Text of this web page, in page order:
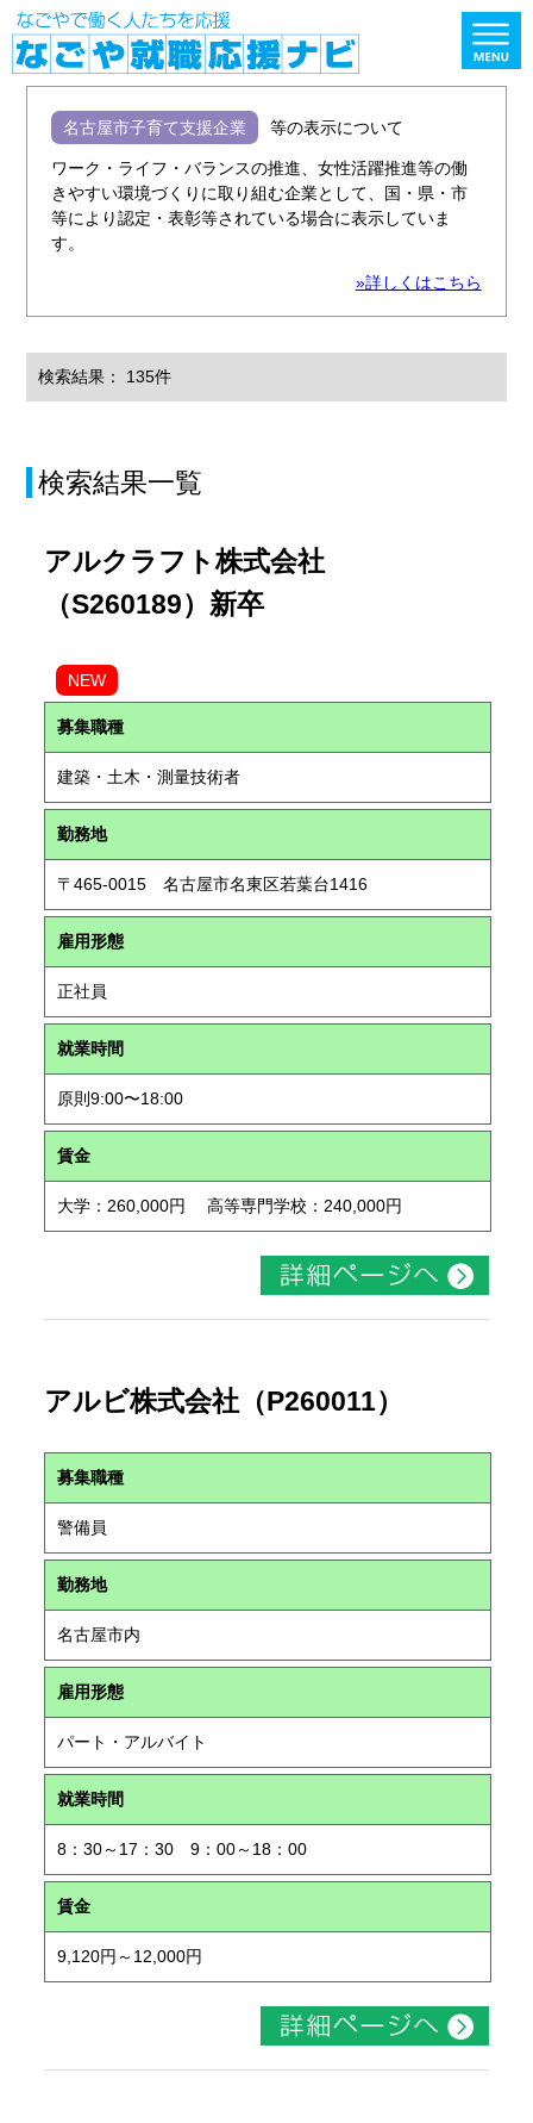
名古屋市子育て支援企業 等の表示について
ワーク・ライフ・バランスの推進、女性活躍推進等の働
きやすい環境づくりに取り組む企業として、国・県・市
等により認定・表彰等されている場合に表示していま
す。
»詳しくはこちら
検索結果： 135件
検索結果一覧
アルクラフト株式会社
（S260189）新卒
NEW
募集職種
建築・土木・測量技術者
勤務地
〒465-0015 名古屋市名東区若葉台1416
雇用形態
正社員
就業時間
原則9:00〜18:00
賃金
大学：260,000円 高等専門学校：240,000円
アルビ株式会社（P260011）
募集職種
警備員
勤務地
名古屋市内
雇用形態
パート・アルバイト
就業時間
8：30～17：30 9：00～18：00
賃金
9,120円～12,000円